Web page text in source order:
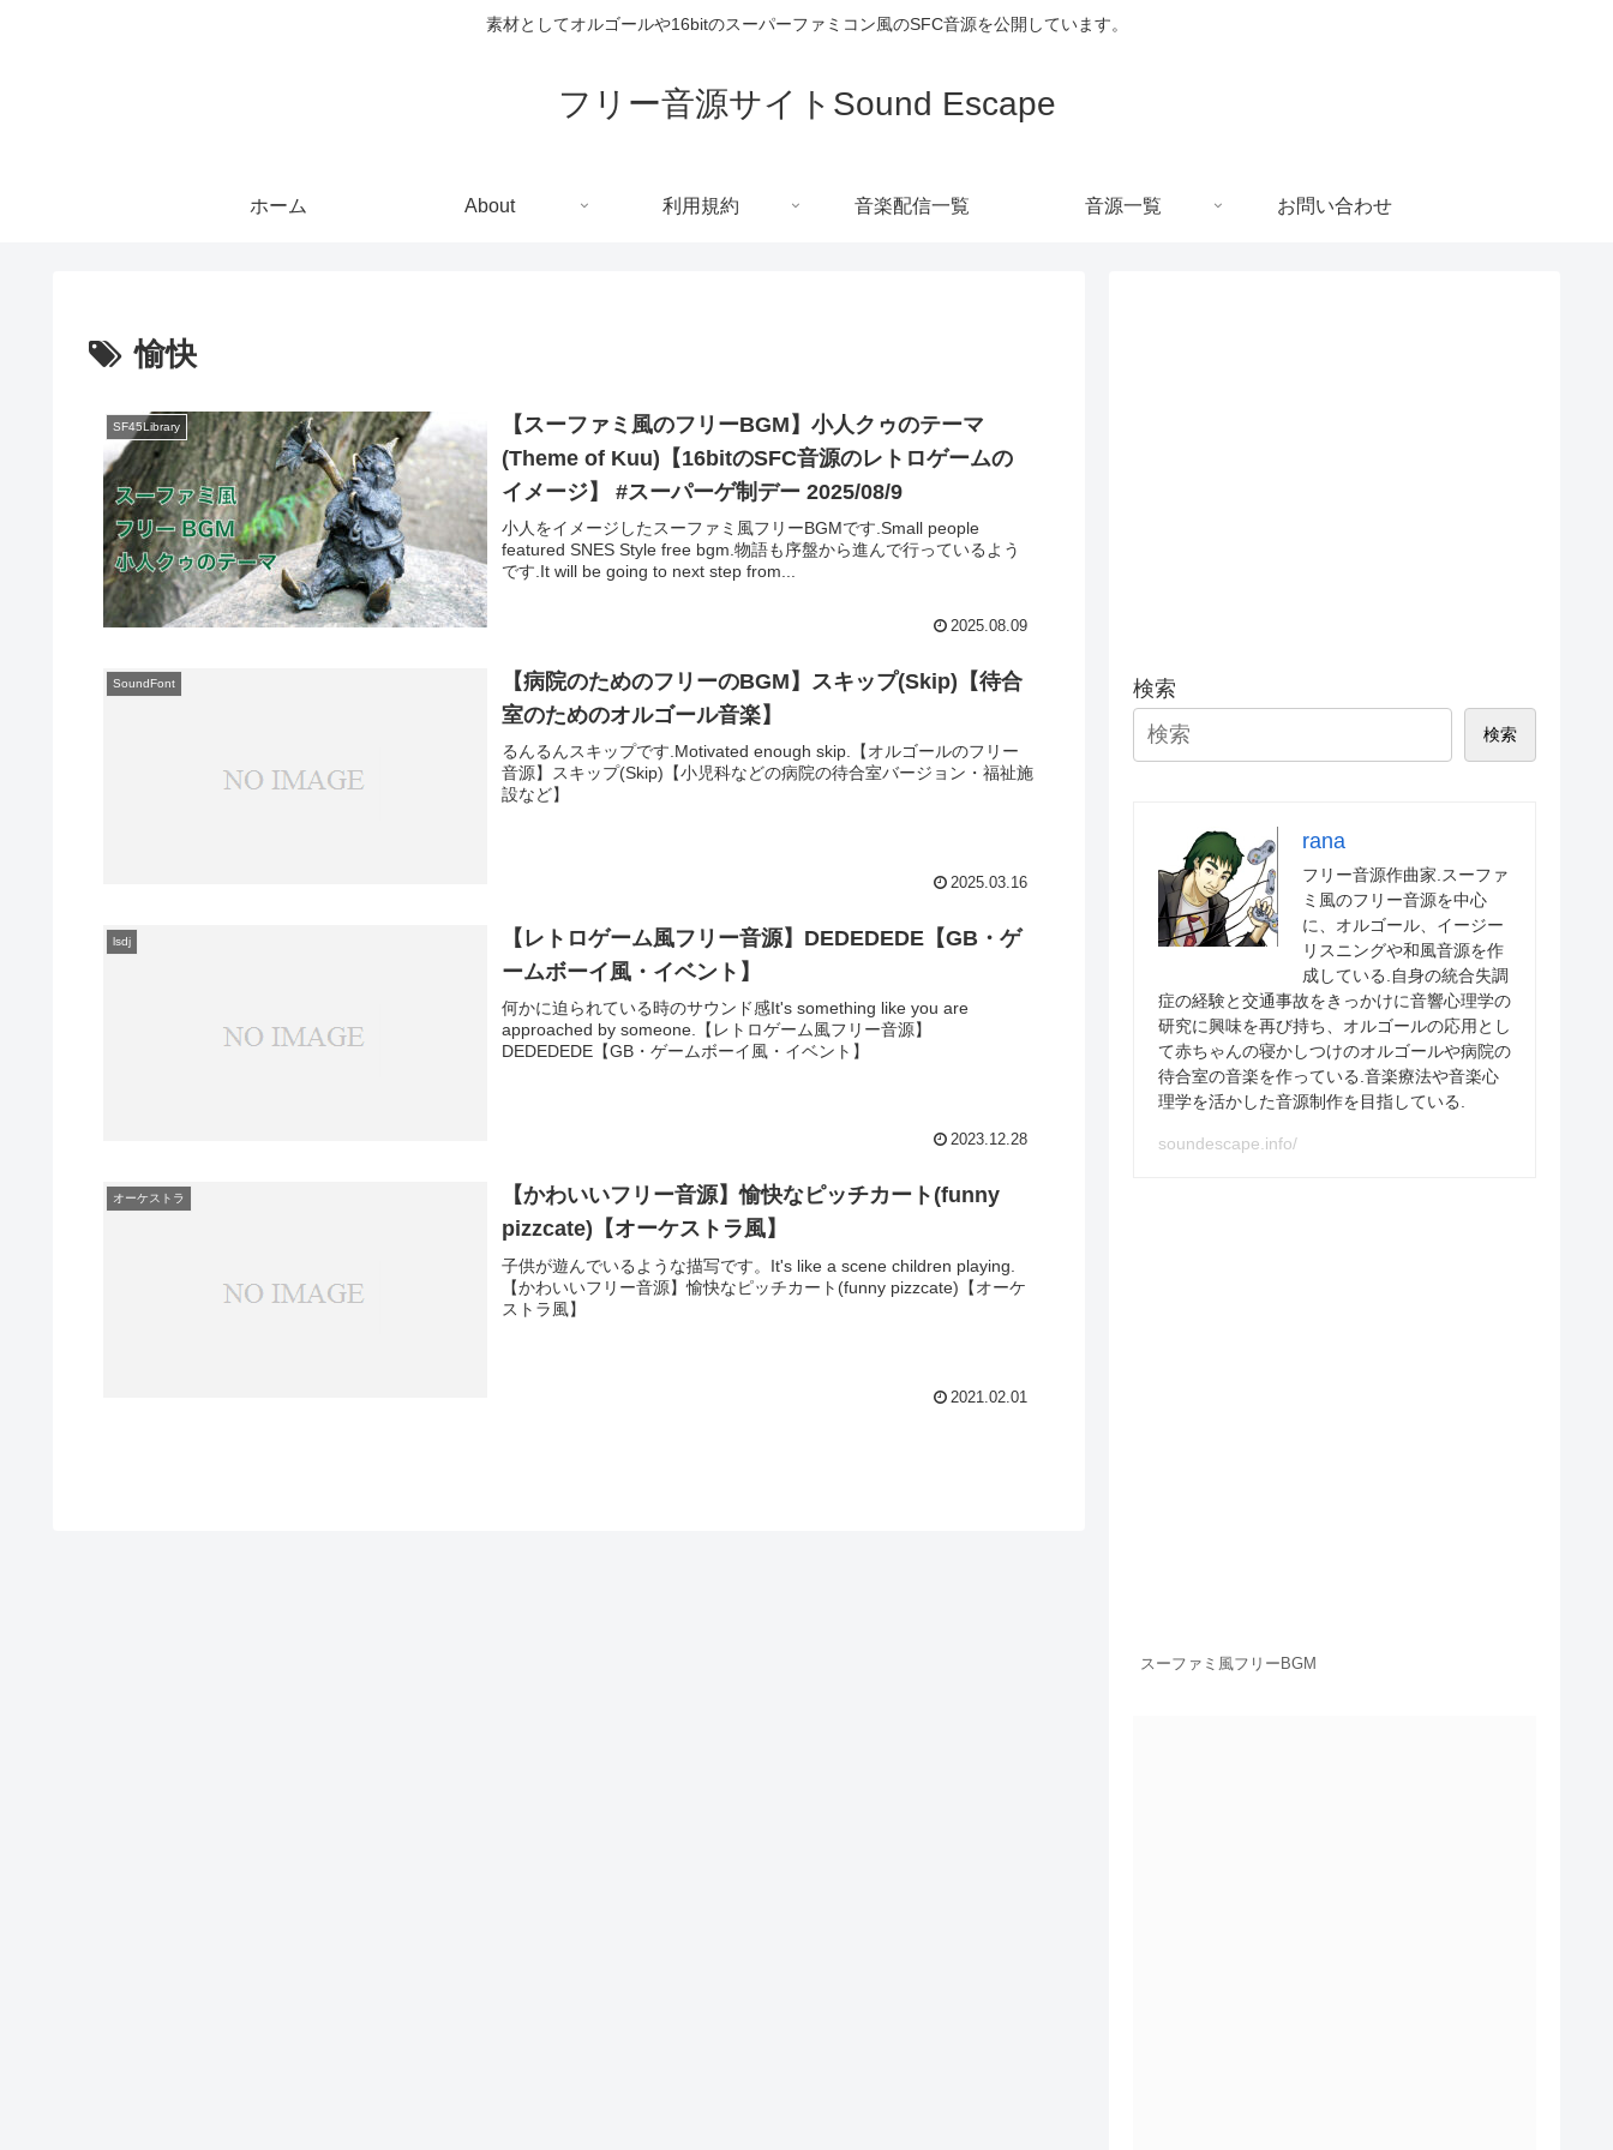
素材としてオルゴールや16bitのスーパーファミコン風のSFC音源を公開しています。
フリー音源サイトSound Escape
ホーム About 利用規約 音楽配信一覧 音源一覧 お問い合わせ
愉快
SF45Library
【スーファミ風のフリーBGM】小人クゥのテーマ
(Theme of Kuu)【16bitのSFC音源のレトロゲームの
イメージ】 #スーパーゲ制デー 2025/08/9
小人をイメージしたスーファミ風フリーBGMです.Small people
featured SNES Style free bgm.物語も序盤から進んで行っているよう
です.It will be going to next step from...
2025.08.09
SoundFont
【病院のためのフリーのBGM】スキップ(Skip)【待合
室のためのオルゴール音楽】
るんるんスキップです.Motivated enough skip.【オルゴールのフリー
音源】スキップ(Skip)【小児科などの病院の待合室バージョン・福祉施
設など】
2025.03.16
lsdj
【レトロゲーム風フリー音源】DEDEDEDE【GB・ゲ
ームボーイ風・イベント】
何かに迫られている時のサウンド感It's something like you are
approached by someone.【レトロゲーム風フリー音源】
DEDEDEDE【GB・ゲームボーイ風・イベント】
2023.12.28
オーケストラ
【かわいいフリー音源】愉快なピッチカート(funny
pizzcate)【オーケストラ風】
子供が遊んでいるような描写です。It's like a scene children playing.
【かわいいフリー音源】愉快なピッチカート(funny pizzcate)【オーケ
ストラ風】
2021.02.01
検索
検索
rana
フリー音源作曲家.スーファ
ミ風のフリー音源を中心
に、オルゴール、イージー
リスニングや和風音源を作
成している.自身の統合失調
症の経験と交通事故をきっかけに音響心理学の
研究に興味を再び持ち、オルゴールの応用とし
て赤ちゃんの寝かしつけのオルゴールや病院の
待合室の音楽を作っている.音楽療法や音楽心
理学を活かした音源制作を目指している.
soundescape.info/
スーファミ風フリーBGM